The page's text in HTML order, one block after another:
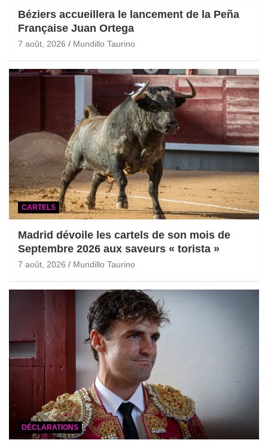
Béziers accueillera le lancement de la Peña
Française Juan Ortega
7 août, 2026 Mundillo Taurino
CARTELS
Madrid dévoile les cartels de son mois de
Septembre 2026 aux saveurs « torista »
7 août, 2026 Mundillo Taurino
DÉCLARATIONS